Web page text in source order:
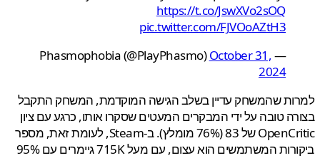
https://t.co/JswXVo2sOQ
pic.twitter.com/FJVOoAZtH3
October 31,
2024
שהמשחק עדיין בשלב הגישה המוקדמת, המשחק התקבל
טובה על ידי המבקרים המעטים שסקרו אותו, כרגע עם ציון
OpenCritic של 83 (76% מומלץ). ב-Steam, לעומת זאת, מספר
ביקורות המשתמשים הוא עצום, עם מעל 715K גיימרים עם 95%